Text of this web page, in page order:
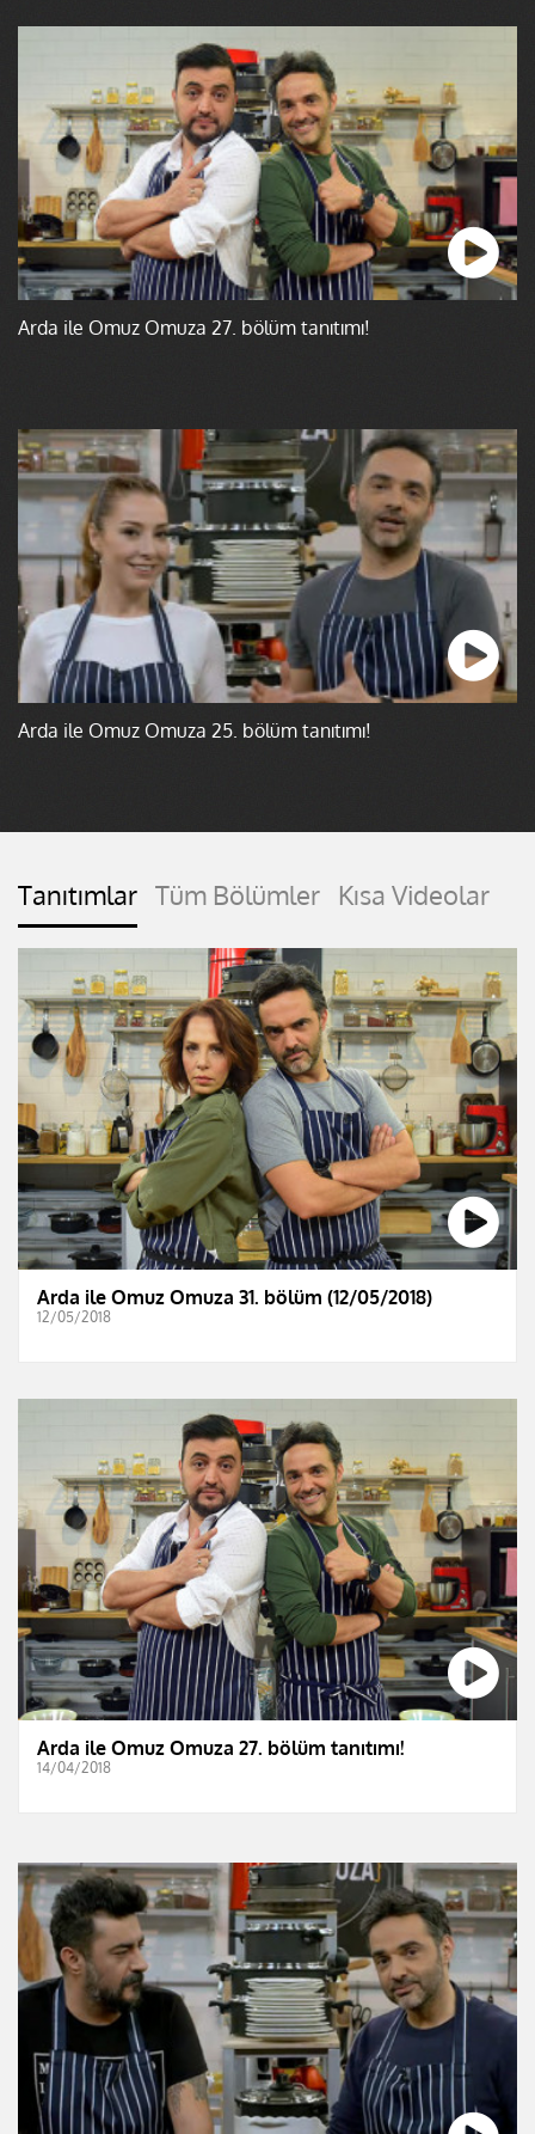
Arda ile Omuz Omuza 27. bölüm tanıtımı!
Arda ile Omuz Omuza 25. bölüm tanıtımı!
Tanıtımlar Tüm Bölümler Kısa Videolar
Arda ile Omuz Omuza 31. bölüm (12/05/2018)
12/05/2018
Arda ile Omuz Omuza 27. bölüm tanıtımı!
14/04/2018